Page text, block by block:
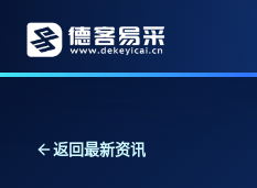
返回最新资讯